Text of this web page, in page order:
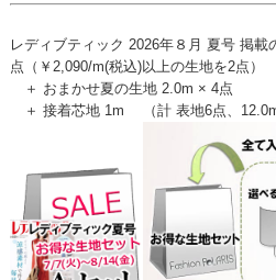
レディブティック 2026年８月 夏号 掲
点（￥2,090/m(税込)以上の生地を2点）
＋ おまかせ夏の生地 2.0m × 4点
＋ 接着芯地 1m （計 表地6点、